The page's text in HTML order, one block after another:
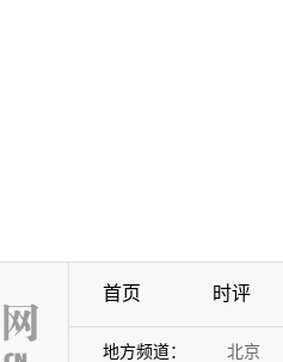
首页 时评
地方频道： 北京